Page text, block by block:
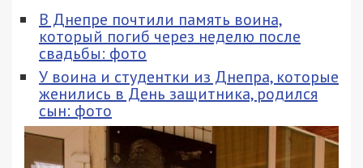
В Днепре почтили память воина,
который погиб через неделю после
свадьбы: фото
У воина и студентки из Днепра, которые
женились в День защитника, родился
сын: фото